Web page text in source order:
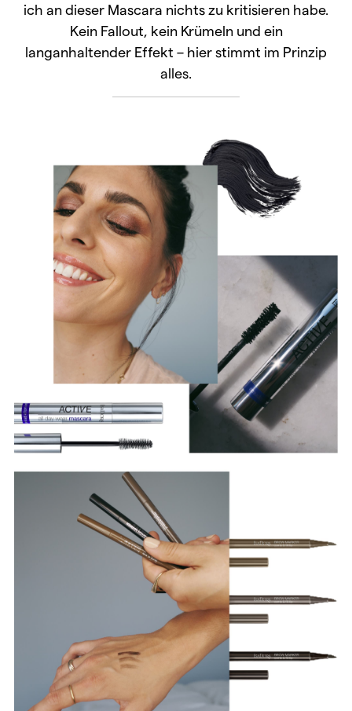
ich an dieser Mascara nichts zu kritisieren habe.
Kein Fallout, kein Krümeln und ein
langanhaltender Effekt – hier stimmt im Prinzip
alles.